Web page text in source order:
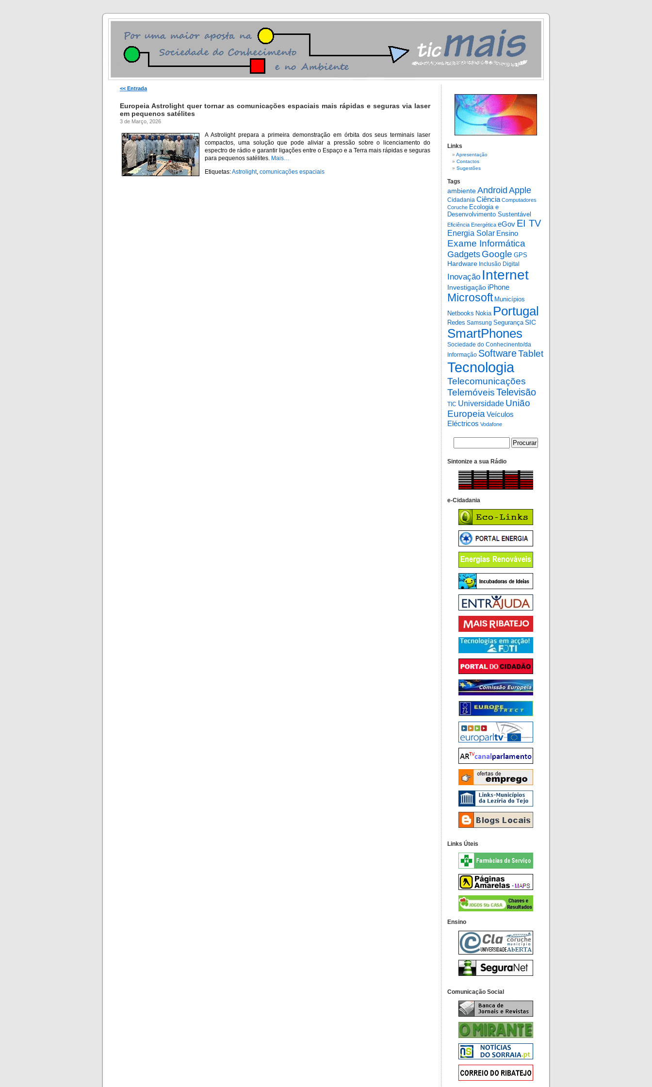
<< Entrada
Europeia Astrolight quer tornar as comunicações espaciais mais rápidas e seguras via laser
em pequenos satélites
3 de Março, 2026
A Astrolight prepara a primeira demonstração em órbita dos seus terminais laser
compactos, uma solução que pode aliviar a pressão sobre o licenciamento do
espectro de rádio e garantir ligações entre o Espaço e a Terra mais rápidas e seguras
para pequenos satélites. Mais…
Etiquetas:Astrolight, comunicações espaciais
Links
Apresentação
Contactos
Sugestões
Tags
ambienteAndroid Apple
Cidadania Ciência Computadores
Coruche Ecologia e
Desenvolvimento Sustentável
Eficiência Energética eGov EI TV
Energia Solar Ensino
Exame Informática
Gadgets Google GPS
Hardware Inclusão Digital
Inovação Internet
Investigação iPhone
Microsoft Municípios
Netbooks Nokia Portugal
Redes Samsung Segurança SIC
SmartPhones
Sociedade do Conhecinento/da
Informação SoftwareTablet
Tecnologia
Telecomunicações
TelemóveisTelevisão
TIC Universidade União
Europeia Veículos
Eléctricos Vodafone
Sintonize a sua Rádio
e-Cidadania
Links Úteis
Ensino
Comunicação Social